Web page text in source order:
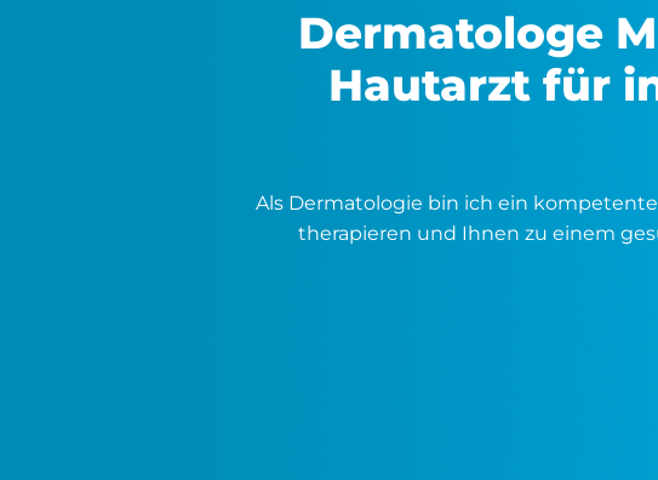
Dermatologe
Hautarzt für
Als Dermatologie bin ich ein
therapieren und Ihnen zu einem